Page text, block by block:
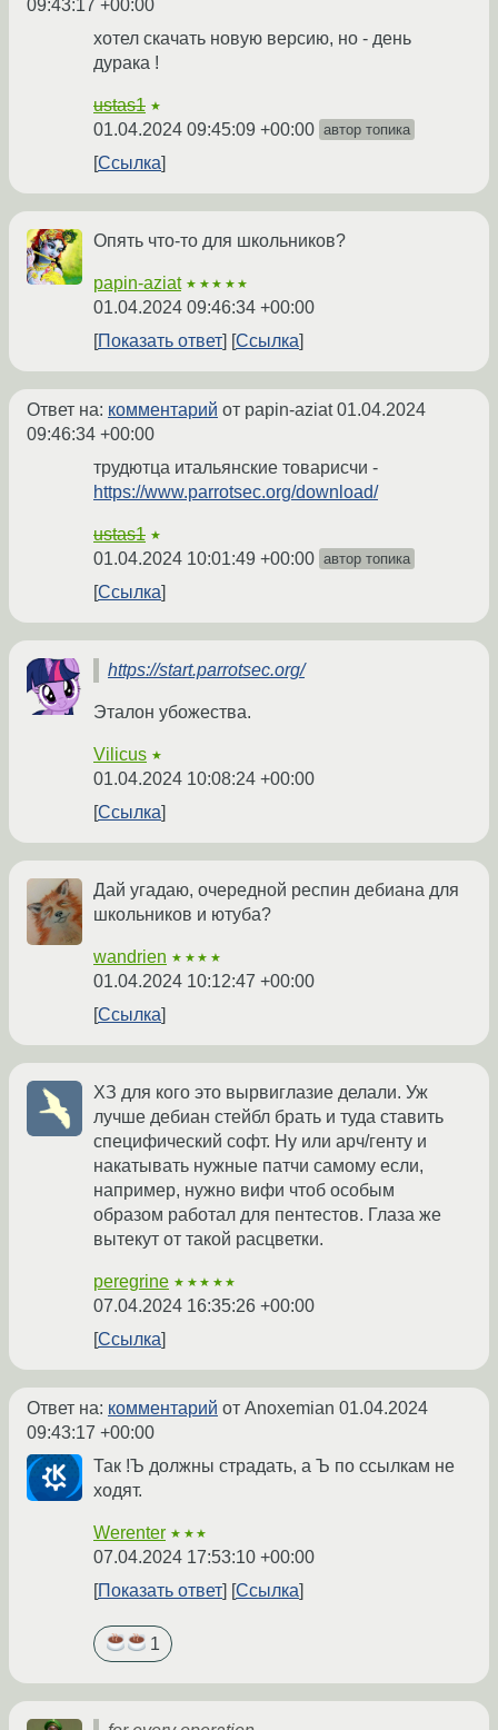
09:43:17 +00:00
хотел скачать новую версию, но - день
дурака !
ustas1 ★
01.04.2024 09:45:09 +00:00 автор топика
Ссылка
Опять что-то для школьников?
papin-aziat ★★★★★
01.04.2024 09:46:34 +00:00
Показать ответ
Ссылка
Ответ на: комментарий от papin-aziat01.04.2024
09:46:34 +00:00
трудютца итальянские товарисчи -
https://www.parrotsec.org/download/
ustas1 ★
01.04.2024 10:01:49 +00:00 автор топика
Ссылка
https://start.parrotsec.org/
Эталон убожества.
Vilicus ★
01.04.2024 10:08:24 +00:00
Ссылка
Дай угадаю, очередной респин дебиана для
школьников и ютуба?
wandrien ★★★★
01.04.2024 10:12:47 +00:00
Ссылка
ХЗ для кого это вырвиглазие делали. Уж
лучше дебиан стейбл брать и туда ставить
специфический софт. Ну или арч/генту и
накатывать нужные патчи самому если,
например, нужно вифи чтоб особым
образом работал для пентестов. Глаза же
вытекут от такой расцветки.
peregrine ★★★★★
07.04.2024 16:35:26 +00:00
Ссылка
Ответ на: комментарий от Anoxemian 01.04.2024
09:43:17 +00:00
Так !Ъ должны страдать, а Ъ по ссылкам не
ходят.
Werenter ★★★
07.04.2024 17:53:10 +00:00
Показать ответ
Ссылка
1